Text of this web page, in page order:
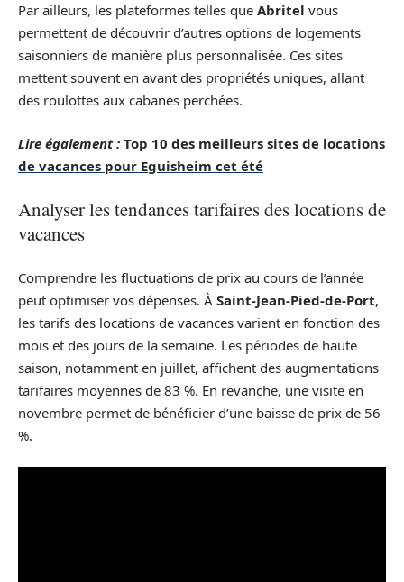
Par ailleurs, les plateformes telles que Abritel vous
permettent de découvrir d’autres options de logements
saisonniers de manière plus personnalisée. Ces sites
mettent souvent en avant des propriétés uniques, allant
des roulottes aux cabanes perchées.
Lire également : Top 10 des meilleurs sites de locations
de vacances pour Eguisheim cet été
Analyser les tendances tarifaires des locations de
vacances
Comprendre les fluctuations de prix au cours de l’année
peut optimiser vos dépenses. À Saint-Jean-Pied-de-Port,
les tarifs des locations de vacances varient en fonction des
mois et des jours de la semaine. Les périodes de haute
saison, notamment en juillet, affichent des augmentations
tarifaires moyennes de 83 %. En revanche, une visite en
novembre permet de bénéficier d’une baisse de prix de 56
%.